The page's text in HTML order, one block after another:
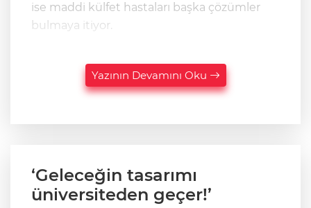
ise maddi külfet hastaları başka çözümler
bulmaya itiyor.
Yazının Devamını Oku
‘Geleceğin tasarımı
üniversiteden geçer!’